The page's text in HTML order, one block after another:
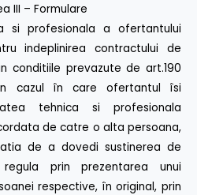
III – Formulare
si profesionala a ofertantului
indeplinirea contractului de
conditiile prevazute de art.190
cazul în care ofertantul îsi
tehnica si profesionala
de catre o alta persoana,
de a dovedi sustinerea de
prin prezentarea unui
respective, în original, prin